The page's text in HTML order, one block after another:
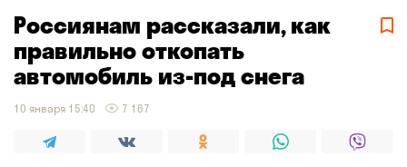
Россиянам рассказали, как
правильно откопать
автомобиль из-под снега
10 января 15:40 7 167